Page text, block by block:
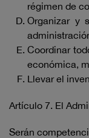
régimen de
Organizar y
Coordinar
económica,
Llevar el
Artículo 7. El
Serán